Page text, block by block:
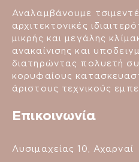
Αναλαμβάνουμε
αρχιτεκτονικές
μικρής και μεγάλης
ανακαίνισης και
διατηρώντας πολυετή
κορυφαίους
άριστους τεχνικούς
Επικοινωνία
Λυσιμαχείας 10, Αχαρναί